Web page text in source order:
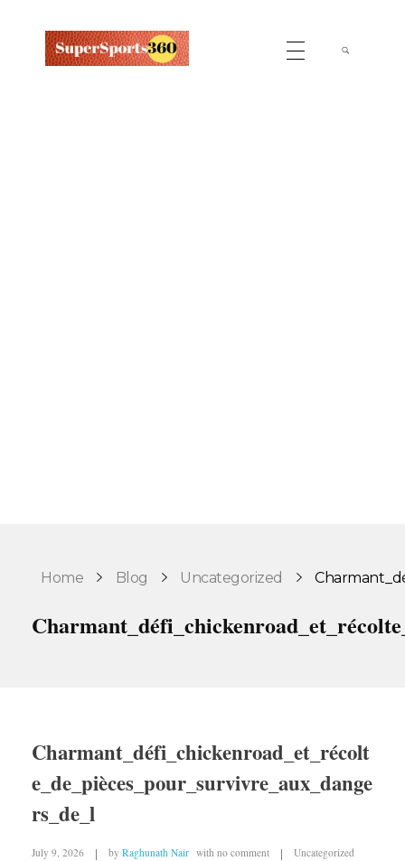
Home Blog Uncategorized
Charmant_défi_chickenroad_et_récolt
e_de_pièces_pour_survivre_aux_dange
rs_de_l
July 9, 2026 by Raghunath Nair with no comment Uncategorized